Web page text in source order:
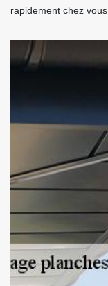
rapidement chez vous.